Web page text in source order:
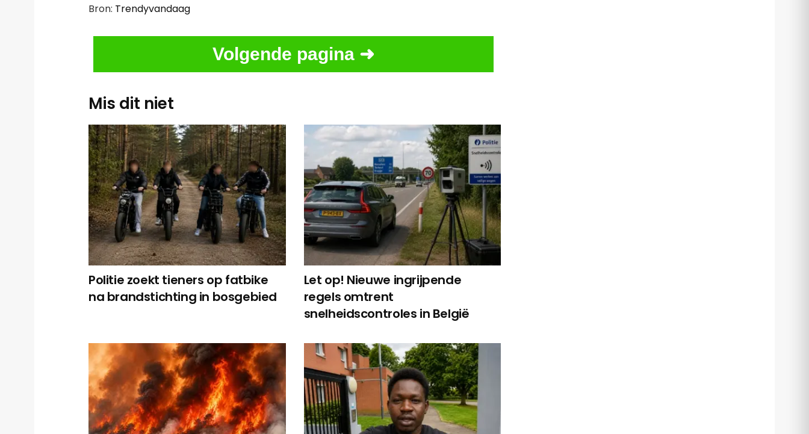
Bron: Trendyvandaag
Volgende pagina ➜
Mis dit niet
Politie zoekt tieners op fatbike
na brandstichting in bosgebied
Let op! Nieuwe ingrijpende
regels omtrent
snelheidscontroles in België